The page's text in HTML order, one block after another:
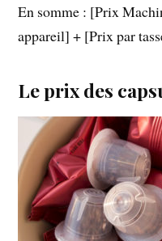
En somme : [Prix
appareil] + [Prix par
Le prix des